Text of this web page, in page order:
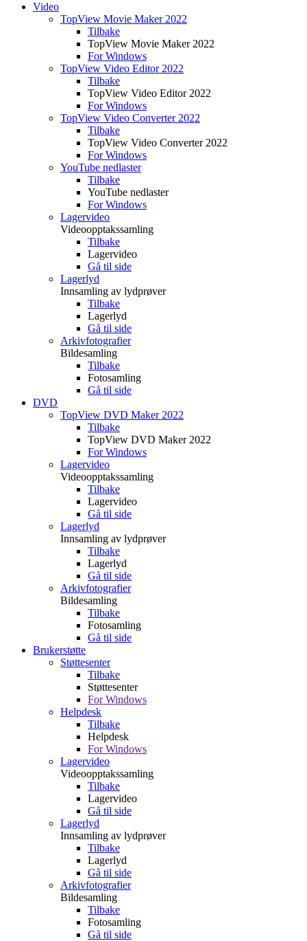
Video
TopView Movie Maker 2022
Tilbake
TopView Movie Maker 2022
For Windows
TopView Video Editor 2022
Tilbake
TopView Video Editor 2022
For Windows
TopView Video Converter 2022
Tilbake
TopView Video Converter 2022
For Windows
YouTube nedlaster
Tilbake
YouTube nedlaster
For Windows
Lagervideo
Videoopptakssamling
Tilbake
Lagervideo
Gå til side
Lagerlyd
Innsamling av lydprøver
Tilbake
Lagerlyd
Gå til side
Arkivfotografier
Bildesamling
Tilbake
Fotosamling
Gå til side
DVD
TopView DVD Maker 2022
Tilbake
TopView DVD Maker 2022
For Windows
Lagervideo
Videoopptakssamling
Tilbake
Lagervideo
Gå til side
Lagerlyd
Innsamling av lydprøver
Tilbake
Lagerlyd
Gå til side
Arkivfotografier
Bildesamling
Tilbake
Fotosamling
Gå til side
Brukerstøtte
Støttesenter
Tilbake
Støttesenter
For Windows
Helpdesk
Tilbake
Helpdesk
For Windows
Lagervideo
Videoopptakssamling
Tilbake
Lagervideo
Gå til side
Lagerlyd
Innsamling av lydprøver
Tilbake
Lagerlyd
Gå til side
Arkivfotografier
Bildesamling
Tilbake
Fotosamling
Gå til side